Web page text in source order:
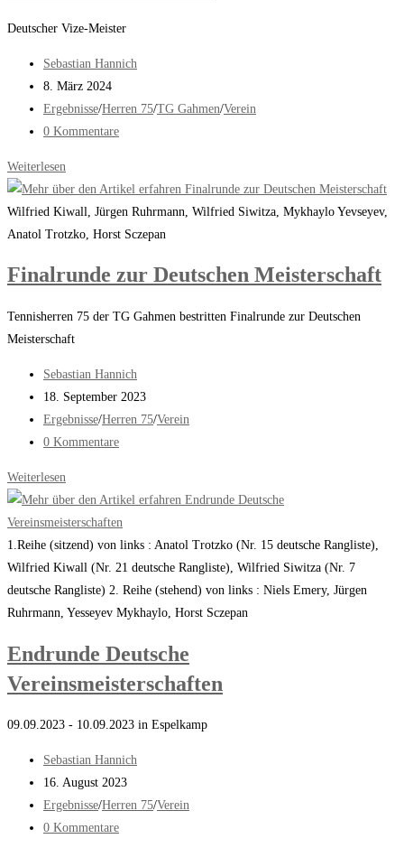
Deutscher Vize-Meister
Beitrags-
Autor:
Sebastian Hannich
Beitrag
veröffentlicht:
8. März 2024
Beitrags-
Kategorie:
Ergebnisse/Herren 75/TG Gahmen/Verein
Beitrags-
0 Kommentare
Weiterlesen
Trotzko
schafft
die
bei
Nationalen
Tennis-
Hallenmeisterschaften
Wilfried Kiwall, Jürgen Ruhrmann, Wilfried Siwitza, Mykhaylo Yevseyev,
Anatol Trotzko, Horst Sczepan
Finalrunde zur Deutschen Meisterschaft
Tennisherren 75 der TG Gahmen bestritten Finalrunde zur Deutschen
Meisterschaft
Beitrags-
Autor:
Sebastian Hannich
Beitrag
veröffentlicht:
18. September 2023
Beitrags-
Kategorie:
Ergebnisse/Herren 75/Verein
Beitrags-
0 Kommentare
Weiterlesen
zur
Deutschen
Meisterschaft
1.Reihe (sitzend) von links : Anatol Trotzko (Nr. 15 deutsche Rangliste),
Wilfried Kiwall (Nr. 21 deutsche Rangliste), Wilfried Siwitza (Nr. 7
deutsche Rangliste) 2. Reihe (stehend) von links : Niels Emery, Jürgen
Ruhrmann, Yesseyev Mykhaylo, Horst Sczepan
Endrunde Deutsche
Vereinsmeisterschaften
09.09.2023 - 10.09.2023 in Espelkamp
Beitrags-
Autor:
Sebastian Hannich
Beitrag
veröffentlicht:
16. August 2023
Beitrags-
Kategorie:
Ergebnisse/Herren 75/Verein
Beitrags-
0 Kommentare